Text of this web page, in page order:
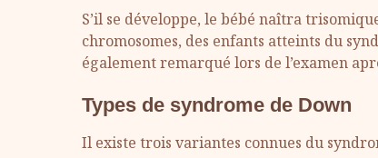
S’il se développe, le bébé naîtra
chromosomes, des enfants atteints du
également remarqué lors de l’examen
Types de syndrome de Down
Il existe trois variantes connues du